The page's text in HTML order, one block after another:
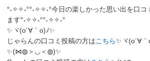
°˖✧✧˖°°˖✧✧˖°今日の楽しかった思い出を口コ
ます°˖✧✧˖°°˖✧✧˖°
✨ヾ(o´∀｀o)ﾉ✨
じゃらんの口コミ投稿の方はこちら✨ヾ(o´∀｀
✨(⋈◍＞◡＜◍)✨